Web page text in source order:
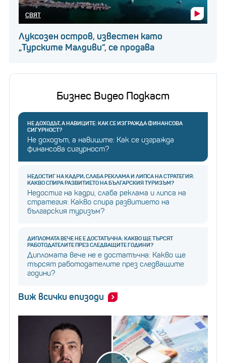
Лабораторно
отгледаните диаманти
завземат все по-голяма
част от пазара
всякога, превръщането на една в продуктивна
операция за производство на диаманти все пак ще
изисква значителни инвестиции в оборудване,
материали, опит и мерки за безопасност. Но хей,
човек може да мечтае, нали?
СВЯТ
Луксозен остров, известен като
„Турските Малдиви“, се продава
Бизнес Видео Подкаст
НЕ ДОХОДЪТ, А НАВИЦИТЕ: КАК СЕ ИЗГРАЖДА ФИНАНСОВА
СИГУРНОСТ?
Не доходът, а навиците: Как се изгражда
финансова сигурност?
НЕДОСТИГ НА КАДРИ, СЛАБА РЕКЛАМА И ЛИПСА НА СТРАТЕГИЯ:
КАКВО СПИРА РАЗВИТИЕТО НА БЪЛГАРСКИЯ ТУРИЗЪМ?
Недостиг на кадри, слаба реклама и липса на
стратегия: Какво спира развитието на
българския туризъм?
ДИПЛОМАТА ВЕЧЕ НЕ Е ДОСТАТЪЧНА: КАКВО ЩЕ ТЪРСЯТ
РАБОТОДАТЕЛИТЕ ПРЕЗ СЛЕДВАЩИТЕ ГОДИНИ?
Дипломата вече не е достатъчна: Какво ще
търсят работодателите през следващите
години?
Виж всички епизоди